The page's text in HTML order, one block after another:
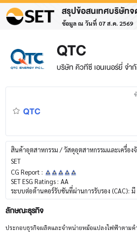
สรุปข้อสนเทศบริษัทจ
ข้อมูล ณ วันที่ 07 ส.ค. 2569
QTC
บริษัท คิวทีซี เอนเนอร์ยี่ จำ
QTC
สินค้าอุตสาหกรรม / วัสดุอุตสาหกรรมและเครื่อง
SET
CG Report :
SET ESG Ratings : AA
ระบบต่อต้านคอร์รับชันที่ผ่านการรับรอง (CAC): มี
ลักษณะธุรกิจ
ประกอบธุรกิจผลิตและจำหน่ายหม้อแปลงไฟฟ้าตามค